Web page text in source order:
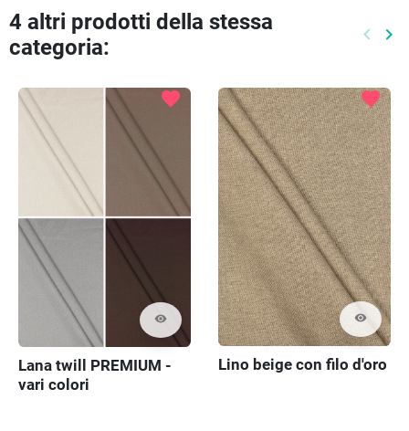
4 altri prodotti della stessa
categoria:
keyboard_arrow_left keyboard_arrow_right
visibility
favorite
Lana twill PREMIUM -
vari colori
visibility
favorite
Lino beige con filo d'oro